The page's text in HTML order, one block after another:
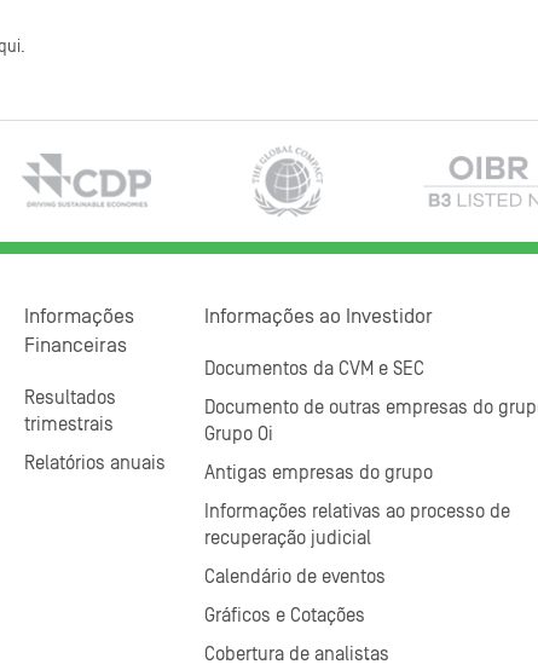
Informações
Financeiras
Resultados
trimestrais
Relatórios anuais
Informações ao Investidor
Documentos da CVM e SEC
Documento de outras empresas do
Grupo Oi
Antigas empresas do grupo
Informações relativas ao processo de
recuperação judicial
Calendário de eventos
Gráficos e Cotações
Cobertura de analistas